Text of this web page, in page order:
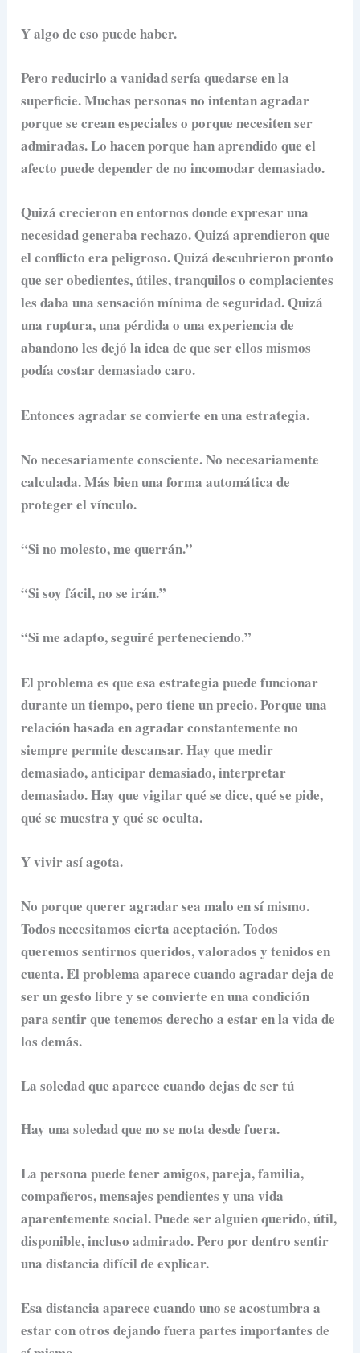
Y algo de eso puede haber.
Pero reducirlo a vanidad sería quedarse en la
superficie. Muchas personas no intentan agradar
porque se crean especiales o porque necesiten ser
admiradas. Lo hacen porque han aprendido que el
afecto puede depender de no incomodar demasiado.
Quizá crecieron en entornos donde expresar una
necesidad generaba rechazo. Quizá aprendieron que
el conflicto era peligroso. Quizá descubrieron pronto
que ser obedientes, útiles, tranquilos o complacientes
les daba una sensación mínima de seguridad. Quizá
una ruptura, una pérdida o una experiencia de
abandono les dejó la idea de que ser ellos mismos
podía costar demasiado caro.
Entonces agradar se convierte en una estrategia.
No necesariamente consciente. No necesariamente
calculada. Más bien una forma automática de
proteger el vínculo.
“Si no molesto, me querrán.”
“Si soy fácil, no se irán.”
“Si me adapto, seguiré perteneciendo.”
El problema es que esa estrategia puede funcionar
durante un tiempo, pero tiene un precio. Porque una
relación basada en agradar constantemente no
siempre permite descansar. Hay que medir
demasiado, anticipar demasiado, interpretar
demasiado. Hay que vigilar qué se dice, qué se pide,
qué se muestra y qué se oculta.
Y vivir así agota.
No porque querer agradar sea malo en sí mismo.
Todos necesitamos cierta aceptación. Todos
queremos sentirnos queridos, valorados y tenidos en
cuenta. El problema aparece cuando agradar deja de
ser un gesto libre y se convierte en una condición
para sentir que tenemos derecho a estar en la vida de
los demás.
La soledad que aparece cuando dejas de ser tú
Hay una soledad que no se nota desde fuera.
La persona puede tener amigos, pareja, familia,
compañeros, mensajes pendientes y una vida
aparentemente social. Puede ser alguien querido, útil,
disponible, incluso admirado. Pero por dentro sentir
una distancia difícil de explicar.
Esa distancia aparece cuando uno se acostumbra a
estar con otros dejando fuera partes importantes de